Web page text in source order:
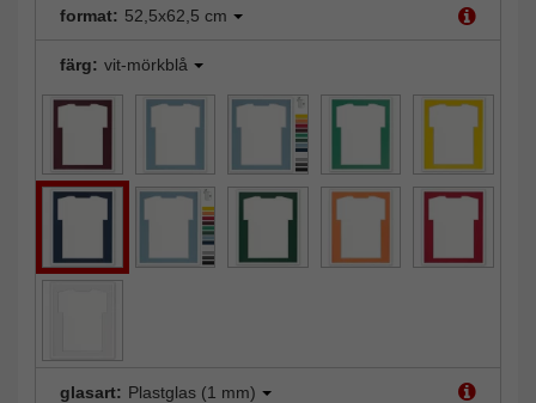
format: 52,5x62,5 cm
färg: vit-mörkblå
glasart: Plastglas (1 mm)